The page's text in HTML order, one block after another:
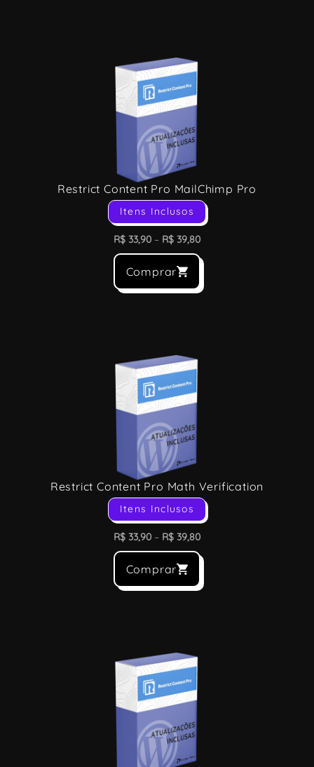
Restrict Content Pro MailChimp Pro
Itens Inclusos
R$ 33,90 – R$ 39,80
Comprar
Restrict Content Pro Math Verification
Itens Inclusos
R$ 33,90 – R$ 39,80
Comprar